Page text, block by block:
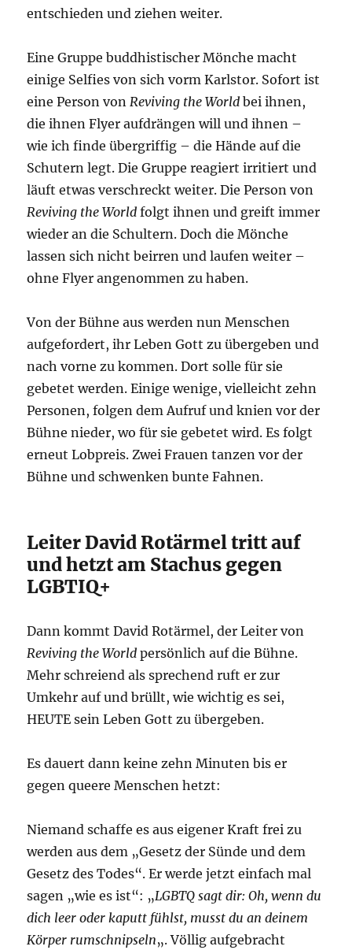
entschieden und ziehen weiter.
Eine Gruppe buddhistischer Mönche macht
einige Selfies von sich vorm Karlstor. Sofort ist
eine Person von Reviving the World bei ihnen,
die ihnen Flyer aufdrängen will und ihnen –
wie ich finde übergriffig – die Hände auf die
Schutern legt. Die Gruppe reagiert irritiert und
läuft etwas verschreckt weiter. Die Person von
Reviving the World folgt ihnen und greift immer
wieder an die Schultern. Doch die Mönche
lassen sich nicht beirren und laufen weiter –
ohne Flyer angenommen zu haben.
Von der Bühne aus werden nun Menschen
aufgefordert, ihr Leben Gott zu übergeben und
nach vorne zu kommen. Dort solle für sie
gebetet werden. Einige wenige, vielleicht zehn
Personen, folgen dem Aufruf und knien vor der
Bühne nieder, wo für sie gebetet wird. Es folgt
erneut Lobpreis. Zwei Frauen tanzen vor der
Bühne und schwenken bunte Fahnen.
Leiter David Rotärmel tritt auf
und hetzt am Stachus gegen
LGBTIQ+
Dann kommt David Rotärmel, der Leiter von
Reviving the World persönlich auf die Bühne.
Mehr schreiend als sprechend ruft er zur
Umkehr auf und brüllt, wie wichtig es sei,
HEUTE sein Leben Gott zu übergeben.
Es dauert dann keine zehn Minuten bis er
gegen queere Menschen hetzt:
Niemand schaffe es aus eigener Kraft frei zu
werden aus dem „Gesetz der Sünde und dem
Gesetz des Todes“. Er werde jetzt einfach mal
sagen „wie es ist“: „LGBTQ sagt dir: Oh, wenn du
dich leer oder kaputt fühlst, musst du an deinem
Körper rumschnipseln„. Völlig aufgebracht